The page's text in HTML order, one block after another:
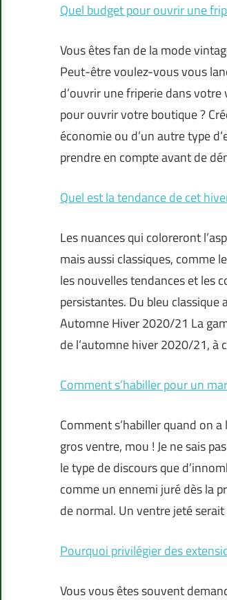
Quel budget pour ouvrir une
Vous êtes fan de la mode
Peut-être voulez-vous vous
d’ouvrir une friperie dans
pour ouvrir votre boutique ?
économie ou d’un autre type
prendre en compte avant de
Quel est la tendance de cet
Les nuances qui coloreront
mais aussi classiques, comme
les nouvelles tendances et les
persistantes. Du bleu
Automne Hiver 2020/21 La
de l’automne hiver 2020/21, à
Comment s’habiller pour un
Comment s’habiller quand on
gros ventre, mou ! Je ne sais
le type de discours que
comme un ennemi juré dès la
de normal. Un ventre jeté
Pourquoi privilégier des
Vous vous êtes souvent